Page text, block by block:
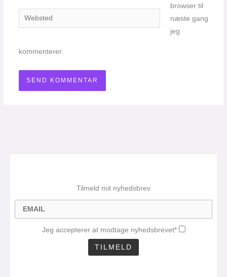
Websted
browser til
næste gang
jeg
kommenterer.
Tilmeld mit nyhedsbrev
Jeg accepterer at modtage nyhedsbrevet*